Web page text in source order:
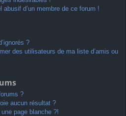
abusif d’un membre de ce forum !
?
des utilisateurs de ma liste d’amis ou
?
aucun résultat ?
page blanche ?!